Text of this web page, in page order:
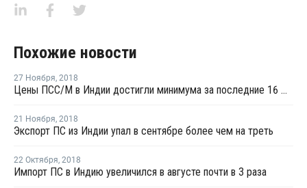
Похожие новости
27 Ноября, 2018
Цены ПСС/М в Индии достигли минимума за последние 16 месяцев на фоне снижающихся котировок стирола
21 Ноября, 2018
Экспорт ПС из Индии упал в сентябре более чем на треть
22 Октября, 2018
Импорт ПС в Индию увеличился в августе почти в 3 раза